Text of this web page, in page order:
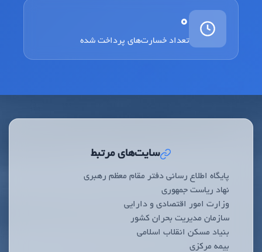
0
تعداد خسارت‌های پرداخت شده
سایت‌های مرتبط
پایگاه اطلاع رسانی دفتر مقام معظم رهبری
نهاد ریاست جمهوری
وزارت امور اقتصادی و دارایی
سازمان مدیریت بحران کشور
بنیاد مسکن انقلاب اسلامی
بیمه مرکزی